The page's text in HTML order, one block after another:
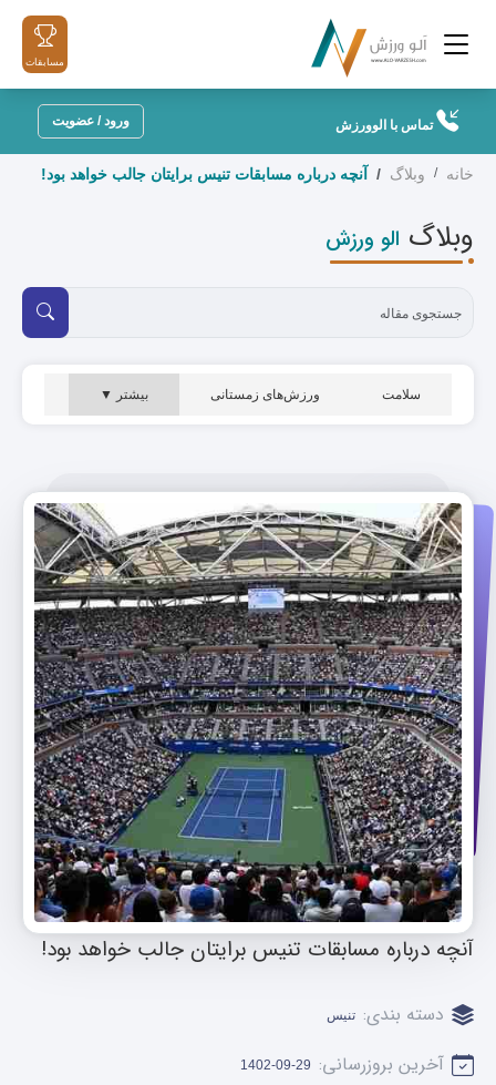
مسابقات
تماس با الوورزش ورود / عضویت
خانه وبلاگ آنچه درباره مسابقات تنیس برایتان جالب خواهد بود!
وبلاگ الو ورزش
سلامت ورزش‌های زمستانی بیشتر ▼
آنچه درباره مسابقات تنیس برایتان جالب خواهد بود!
دسته بندی: تنیس
آخرین بروزرسانی: 1402-09-29